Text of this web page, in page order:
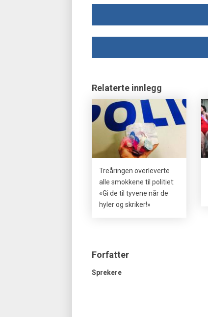
Relaterte innlegg
Treåringen overleverte
alle smokkene til politiet:
«Gi de til tyvene når de
hyler og skriker!»
Forfatter
Sprekere